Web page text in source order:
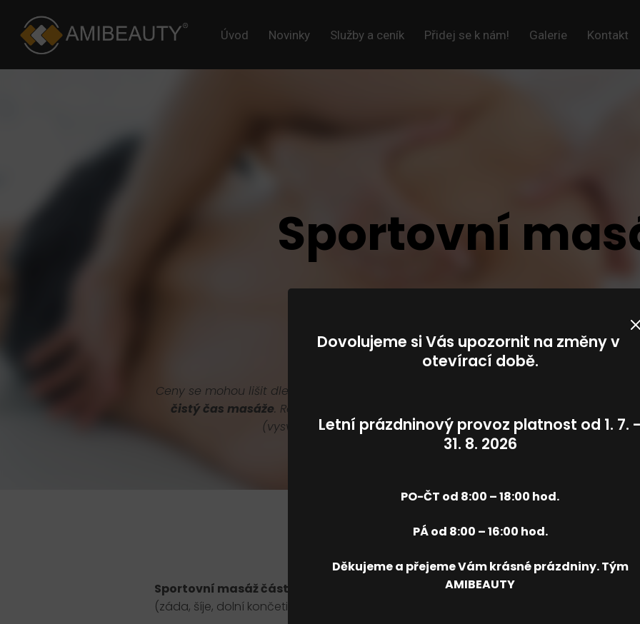
Úvod Novinky Služby a ceník Přidej se k nám! Galerie Kontakt
Sportovní
+420 608 300 072.
Ceny se mohou lišit dle délky služby, náročnosti či nadměrné spotřebě materiálu.
čistý čas masáže. Rezervovaný čas zahrnuje přípravu maséra na dalšího klienta,
(vysvlečení se a vysprchování), případnou konzultaci zdravotního
Sportovní masáž částečná - provádí masér/ka
(záda, šíje, dolní končetiny)
Dovolujeme si Vás upozornit na změny v
otevírací době.
Letní prázdninový provoz platnost od 1. 7. -
31. 8. 2026
PO-ČT od 8:00 – 18:00 hod.
PÁ od 8:00 – 16:00 hod.
Děkujeme a přejeme Vám krásné prázdniny. Tým
AMIBEAUTY